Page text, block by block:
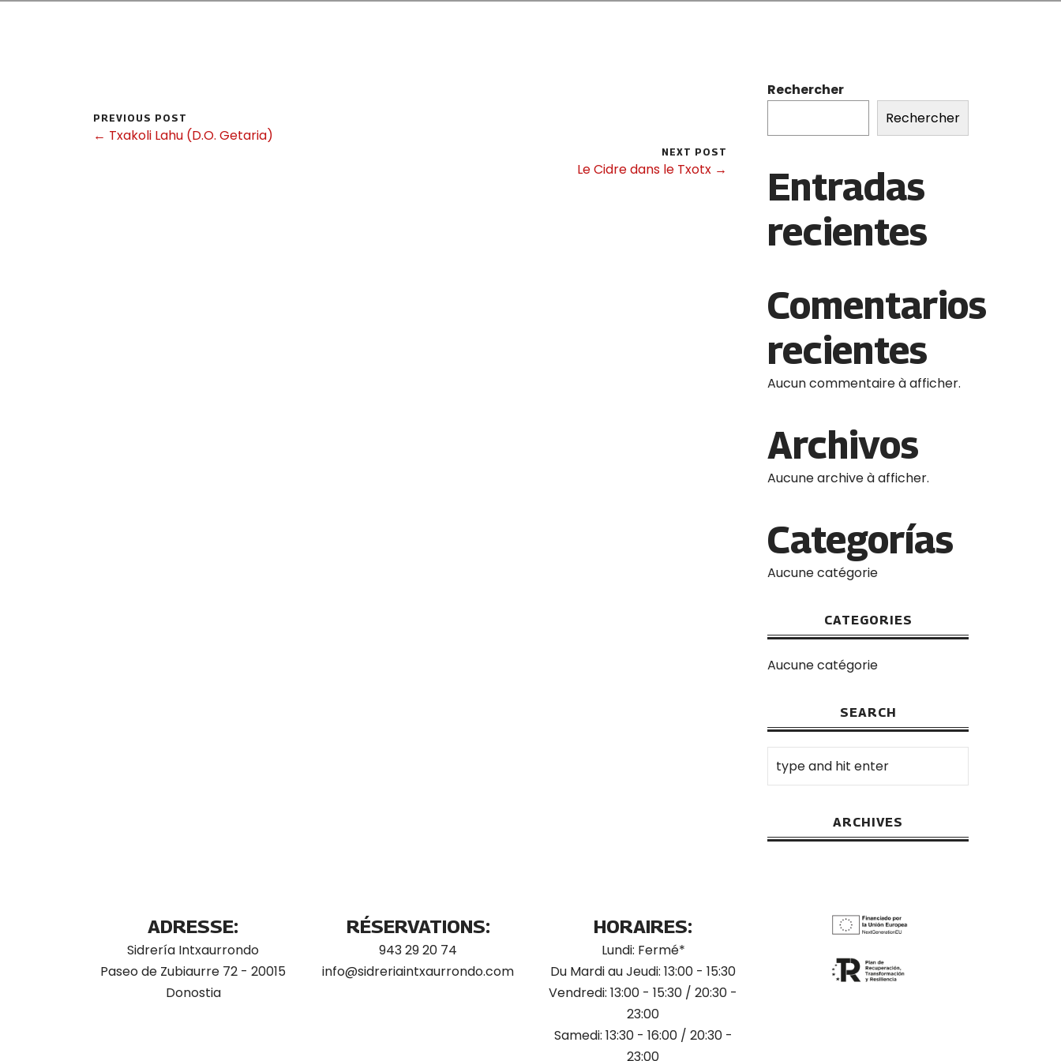
PREVIOUS POST
← Txakoli Lahu (D.O. Getaria)
NEXT POST
Le Cidre dans le Txotx →
Rechercher
Rechercher
Entradas
recientes
Comentarios
recientes
Aucun commentaire à afficher.
Archivos
Aucune archive à afficher.
Categorías
Aucune catégorie
CATEGORIES
Aucune catégorie
SEARCH
ARCHIVES
ADRESSE:
Sidrería Intxaurrondo
Paseo de Zubiaurre 72 - 20015
Donostia
RÉSERVATIONS:
943 29 20 74
info@sidreriaintxaurrondo.com
HORAIRES:
Lundi: Fermé*
Du Mardi au Jeudi: 13:00 - 15:30
Vendredi: 13:00 - 15:30 / 20:30 -
23:00
Samedi: 13:30 - 16:00 / 20:30 -
23:00